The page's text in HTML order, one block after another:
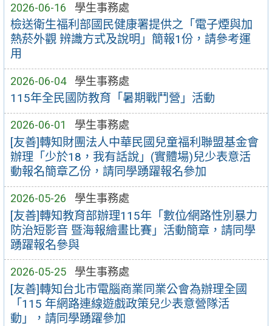
2026-06-16 學生事務處
檢送衛生福利部國民健康署提供之「電子煙與加
熱菸外觀 辨識方式及說明」簡報1份，請參考運
用
2026-06-04 學生事務處
115年全民國防教育「暑期戰鬥營」活動
2026-06-01 學生事務處
[友善]轉知財團法人中華民國兒童福利聯盟基金會
辦理「少於18，我有話說」(實體場)兒少表意活
動報名簡章乙份，請同學踴躍報名參加
2026-05-26 學生事務處
[友善]轉知教育部辦理115年「數位∕網路性別暴力
防治短影音 暨海報繪畫比賽」活動簡章，請同學
踴躍報名參與
2026-05-25 學生事務處
[友善]轉知台北市電腦商業同業公會為辦理全國
「115 年網路連線遊戲政策兒少表意營隊活
動」，請同學踴躍參加